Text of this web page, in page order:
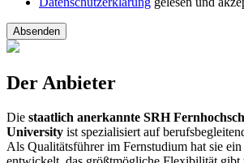
Absenden
Der Anbieter
Die staatlich anerkannte SRH
University ist spezialisiert auf
Als Qualitätsführer im Fernstudium hat sie